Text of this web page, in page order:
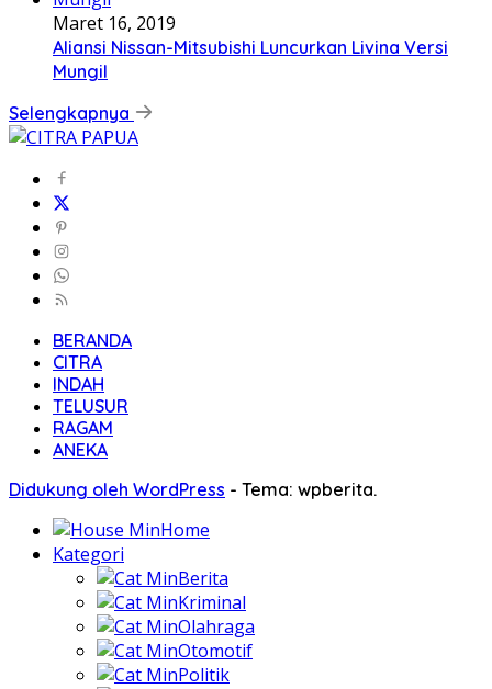
Maret 16, 2019
Aliansi Nissan-Mitsubishi Luncurkan Livina Versi
Mungil
Selengkapnya
BERANDA
CITRA
INDAH
TELUSUR
RAGAM
ANEKA
Didukung oleh WordPress - Tema: wpberita.
Home
Kategori
Berita
Kriminal
Olahraga
Otomotif
Politik